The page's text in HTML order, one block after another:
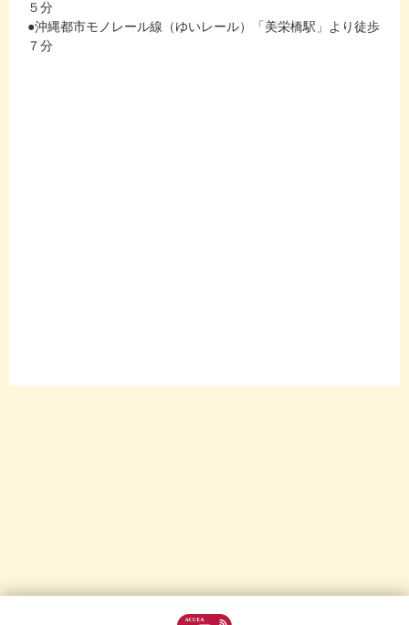
５分
●沖縄都市モノレール線（ゆいレール）「美栄橋駅」より徒歩
７分